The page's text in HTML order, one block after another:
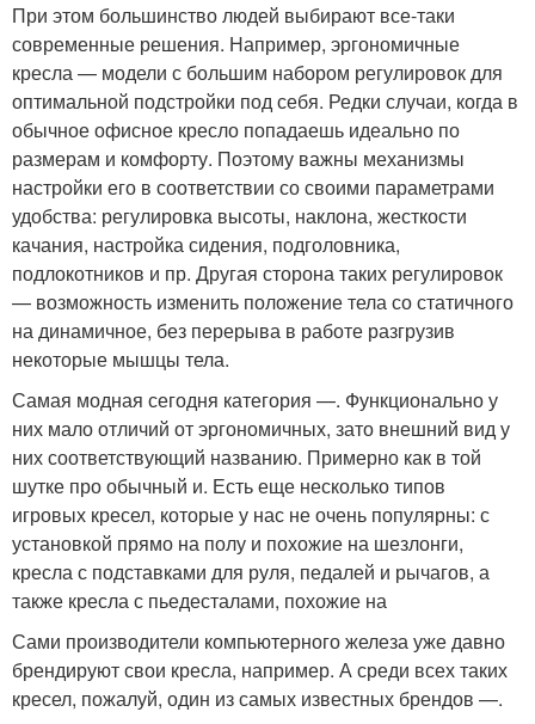
При этом большинство людей выбирают все-таки
современные решения. Например, эргономичные
кресла — модели с большим набором регулировок для
оптимальной подстройки под себя. Редки случаи, когда в
обычное офисное кресло попадаешь идеально по
размерам и комфорту. Поэтому важны механизмы
настройки его в соответствии со своими параметрами
удобства: регулировка высоты, наклона, жесткости
качания, настройка сидения, подголовника,
подлокотников и пр. Другая сторона таких регулировок
— возможность изменить положение тела со статичного
на динамичное, без перерыва в работе разгрузив
некоторые мышцы тела.
Самая модная сегодня категория —. Функционально у
них мало отличий от эргономичных, зато внешний вид у
них соответствующий названию. Примерно как в той
шутке про обычный и. Есть еще несколько типов
игровых кресел, которые у нас не очень популярны: с
установкой прямо на полу и похожие на шезлонги,
кресла с подставками для руля, педалей и рычагов, а
также кресла с пьедесталами, похожие на
Сами производители компьютерного железа уже давно
брендируют свои кресла, например. А среди всех таких
кресел, пожалуй, один из самых известных брендов —.